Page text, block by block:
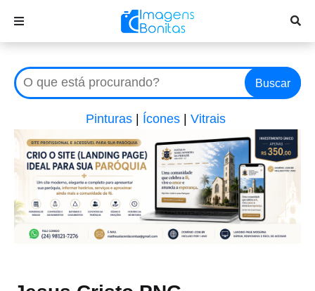
Buscar
Pinturas Ícones Vitrais